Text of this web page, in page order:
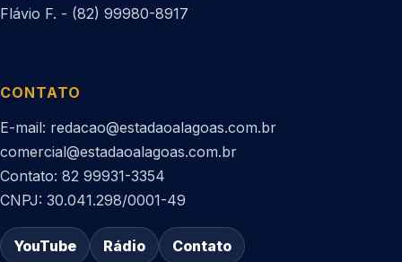
Flávio F. - (82) 99980-8917
CONTATO
E-mail: redacao@estadaoalagoas.com.br
comercial@estadaoalagoas.com.br
Contato: 82 99931-3354
CNPJ: 30.041.298/0001-49
YouTube Rádio Contato